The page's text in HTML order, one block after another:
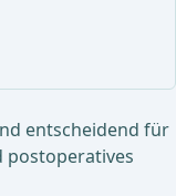
entscheidend für
postoperatives